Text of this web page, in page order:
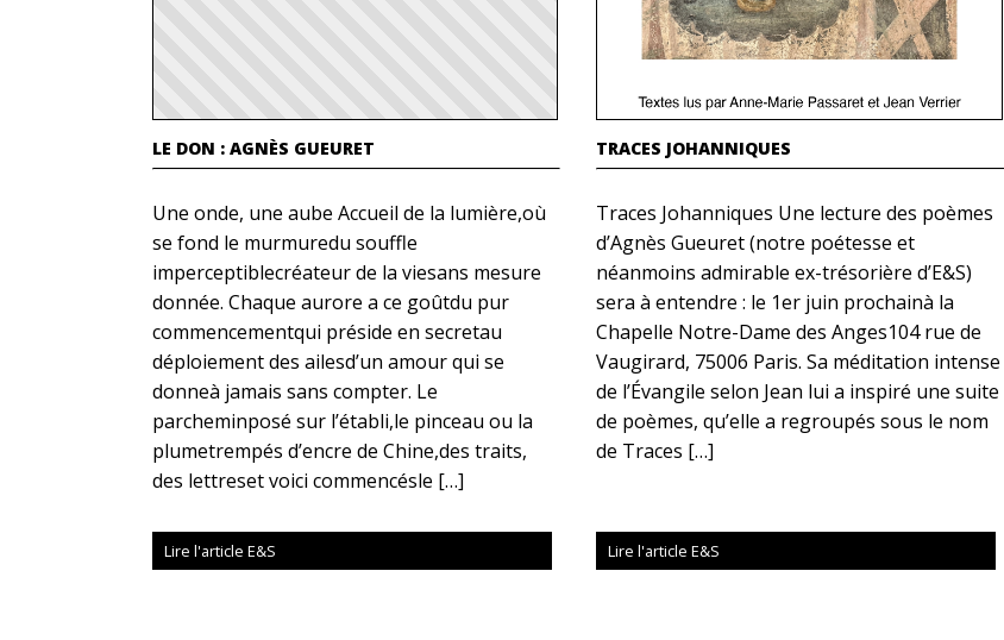
LE DON : AGNÈS GUEURET
Une onde, une aube Accueil de la lumière,où
se fond le murmuredu souffle
imperceptiblecréateur de la viesans mesure
donnée. Chaque aurore a ce goûtdu pur
commencementqui préside en secretau
déploiement des ailesd’un amour qui se
donneà jamais sans compter. Le
parcheminposé sur l’établi,le pinceau ou la
plumetrempés d’encre de Chine,des traits,
des lettreset voici commencésle […]
Lire l'article E&S
TRACES JOHANNIQUES
Traces Johanniques Une lecture des poèmes
d’Agnès Gueuret (notre poétesse et
néanmoins admirable ex-trésorière d’E&S)
sera à entendre : le 1er juin prochainà la
Chapelle Notre-Dame des Anges104 rue de
Vaugirard, 75006 Paris. Sa méditation intense
de l’Évangile selon Jean lui a inspiré une suite
de poèmes, qu’elle a regroupés sous le nom
de Traces […]
Lire l'article E&S